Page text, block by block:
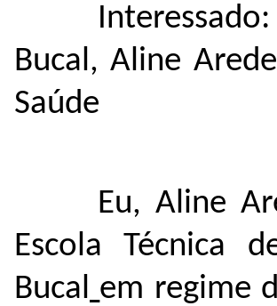
Bucal, Aline
Saúde
Eu, Aline
Escola Técnica
Bucal em regime